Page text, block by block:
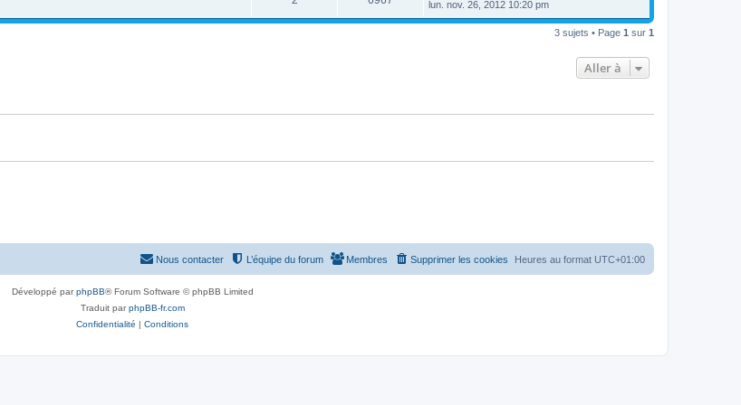
n
e
s
s
e
r
é
s
s
u
e
n
a
lun. nov. 26, 2012 10:20 pm
3 sujets • Page 1 sur 1
Aller à
Heures au format UTC+01:00
Supprimer les cookies
Membres
L’équipe du forum
Nous contacter
Développé parphpBB® Forum Software © phpBB Limited
Traduit parphpBB-fr.com
Confidentialité | Conditions